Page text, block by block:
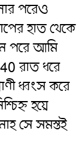
পরেও
হাত থেকে
পরে আমি
রাত ধরে
ধ্বংস করে
হয়ে
সে সমস্তই